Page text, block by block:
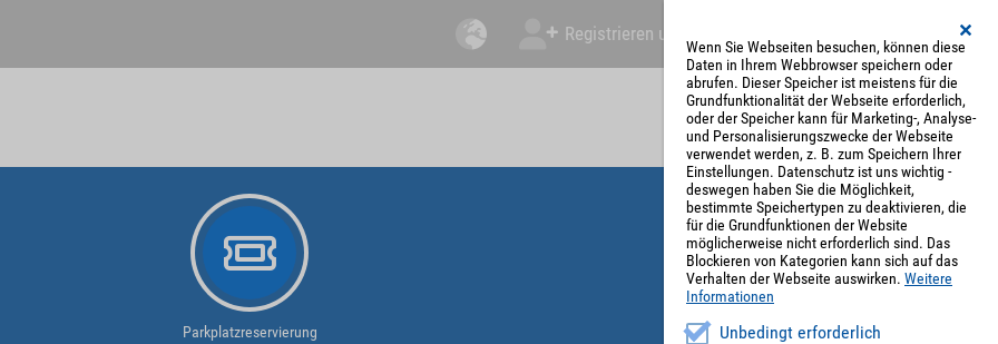
Registrieren und Angebot abgeben Mein Account
Parkplatzreservierung
Wenn Sie Webseiten besuchen, können diese
Daten in Ihrem Webbrowser speichern oder
abrufen. Dieser Speicher ist meistens für die
Grundfunktionalität der Webseite erforderlich,
oder der Speicher kann für Marketing-, Analyse-
und Personalisierungszwecke der Webseite
verwendet werden, z. B. zum Speichern Ihrer
Einstellungen. Datenschutz ist uns wichtig -
deswegen haben Sie die Möglichkeit,
bestimmte Speichertypen zu deaktivieren, die
für die Grundfunktionen der Website
möglicherweise nicht erforderlich sind. Das
Blockieren von Kategorien kann sich auf das
Verhalten der Webseite auswirken. Weitere
Informationen
Unbedingt erforderlich